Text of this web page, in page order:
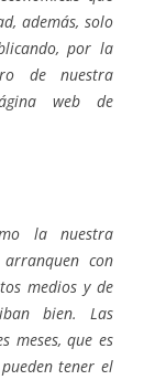
además, solo
por la
de nuestra
web de
la nuestra
con
medios y de
bien. Las
meses, que es
tener el